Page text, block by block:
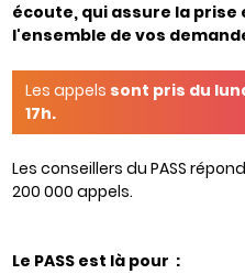
écoute, qui assure la prise
l'ensemble de vos
Les appels sont pris du
17h.
Les conseillers du PASS
200 000 appels.
Le PASS est là pour :